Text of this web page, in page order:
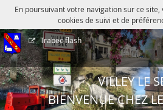
En poursuivant votre navigation sur ce site,
cookies de suivi et de
Trabec flash
VILLEY LE
BIENVENUE CHEZ